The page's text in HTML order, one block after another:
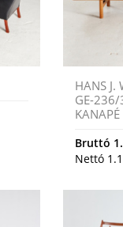
HANS J.
GE-236/
KANAPÉ
Bruttó
Nettó